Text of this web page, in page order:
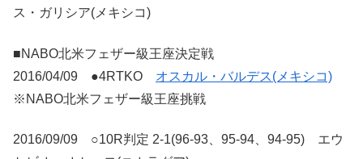
ス・ガリシア(メキシコ)
■NABO北米フェザー級王座決定戦
2016/04/09 ●4RTKO オスカル・バルデス(メキシコ)
※NABO北米フェザー級王座挑戦
2016/09/09 ○10R判定 2-1(96-93、95-94、94-95) エウ